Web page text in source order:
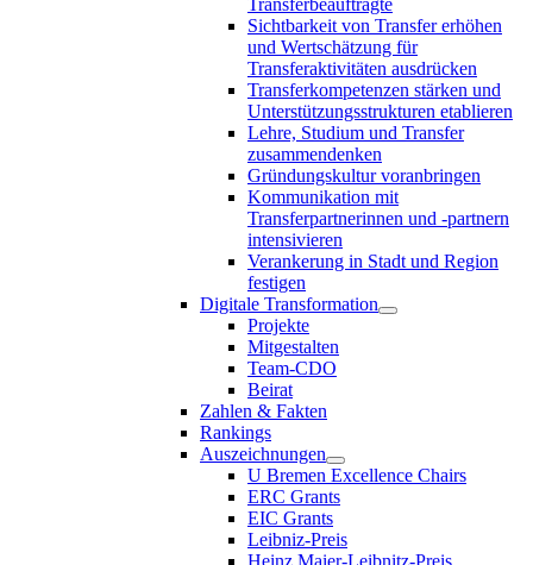
Sichtbarkeit von Transfer erhöhen
und Wertschätzung für
Transferaktivitäten ausdrücken
Transferkompetenzen stärken und
Unterstützungsstrukturen etablieren
Lehre, Studium und Transfer
zusammendenken
Gründungskultur voranbringen
Kommunikation mit
Transferpartnerinnen und -partnern
intensivieren
Verankerung in Stadt und Region
festigen
Digitale Transformation
Projekte
Mitgestalten
Team-CDO
Beirat
Zahlen & Fakten
Rankings
Auszeichnungen
U Bremen Excellence Chairs
ERC Grants
EIC Grants
Leibniz-Preis
Heinz Maier-Leibnitz-Preis